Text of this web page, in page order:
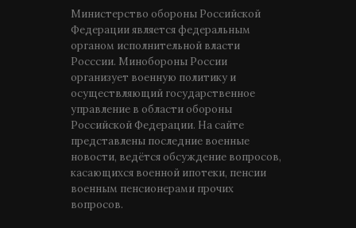
Министерство обороны Российской
Федерации является федеральным
органом исполнительной власти
Росссии. Минобороны России
организует военную политику и
осуществляющий государственное
управление в области обороны
Российской Федерации. На сайте
представлены последние военные
новости, ведётся обсуждение вопросов,
касающихся военной ипотеки, пенсии
военным пенсионерами прочих
вопросов.